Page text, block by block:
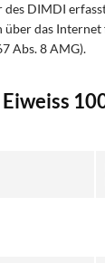
des DIMDI
das
Abs. 8 AMG).